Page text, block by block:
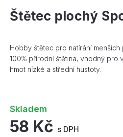
Štětec plochý
Hobby štětec pro natírání
100% přírodní štětina, vhodný pro
hmot nízké a střední hustoty.
Skladem
58 Kč s DPH